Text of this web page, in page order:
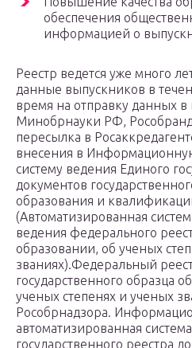
обеспечения
информацией о
Реестр ведется уже много
данные выпускников в
время на отправку данных
Минобрнауки РФ,
пересылка в
внесения в
систему ведения Единого
документов
образования и
(Автоматизированная
ведения федерального
образовании, об ученых
званиях).Федеральный
государственного образца
ученых степенях и ученых
Рособрнадзора.
автоматизированная
государственного реестра